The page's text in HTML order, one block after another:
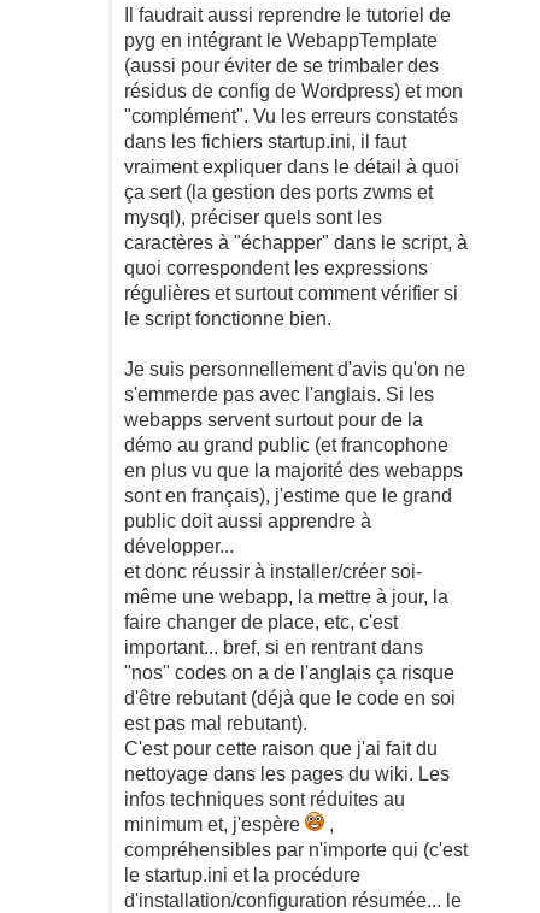
Il faudrait aussi reprendre le tutoriel de
pyg en intégrant le WebappTemplate
(aussi pour éviter de se trimbaler des
résidus de config de Wordpress) et mon
"complément". Vu les erreurs constatés
dans les fichiers startup.ini, il faut
vraiment expliquer dans le détail à quoi
ça sert (la gestion des ports zwms et
mysql), préciser quels sont les
caractères à "échapper" dans le script, à
quoi correspondent les expressions
régulières et surtout comment vérifier si
le script fonctionne bien.
Je suis personnellement d'avis qu'on ne
s'emmerde pas avec l'anglais. Si les
webapps servent surtout pour de la
démo au grand public (et francophone
en plus vu que la majorité des webapps
sont en français), j'estime que le grand
public doit aussi apprendre à
développer...
et donc réussir à installer/créer soi-
même une webapp, la mettre à jour, la
faire changer de place, etc, c'est
important... bref, si en rentrant dans
"nos" codes on a de l'anglais ça risque
d'être rebutant (déjà que le code en soi
est pas mal rebutant).
C'est pour cette raison que j'ai fait du
nettoyage dans les pages du wiki. Les
infos techniques sont réduites au
minimum et, j'espère
,
compréhensibles par n'importe qui (c'est
le startup.ini et la procédure
d'installation/configuration résumée... le